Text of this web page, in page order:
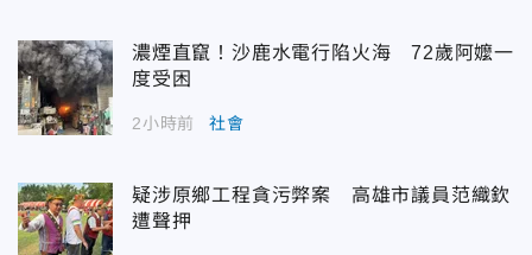
濃煙直竄！沙鹿水電行陷火海 72歲阿嬤一
度受困
2小時前 社會
疑涉原鄉工程貪污弊案 高雄市議員范織欽
遭聲押